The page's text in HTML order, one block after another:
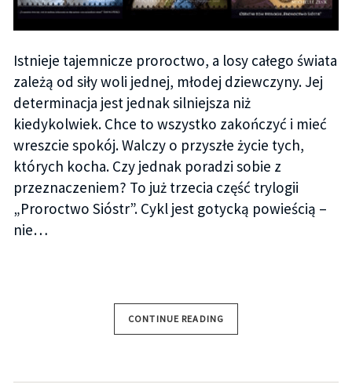
Istnieje tajemnicze proroctwo, a losy całego świata
zależą od siły woli jednej, młodej dziewczyny. Jej
determinacja jest jednak silniejsza niż
kiedykolwiek. Chce to wszystko zakończyć i mieć
wreszcie spokój. Walczy o przyszłe życie tych,
których kocha. Czy jednak poradzi sobie z
przeznaczeniem? To już trzecia część trylogii
„Proroctwo Sióstr”. Cykl jest gotycką powieścią –
nie…
CONTINUE READING